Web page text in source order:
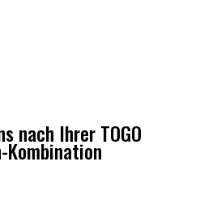
nach Ihrer TOGO
Kombination